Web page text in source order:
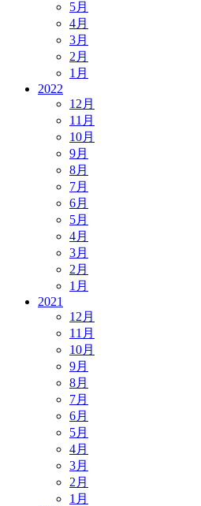
5月
4月
3月
2月
1月
2022
12月
11月
10月
9月
8月
7月
6月
5月
4月
3月
2月
1月
2021
12月
11月
10月
9月
8月
7月
6月
5月
4月
3月
2月
1月